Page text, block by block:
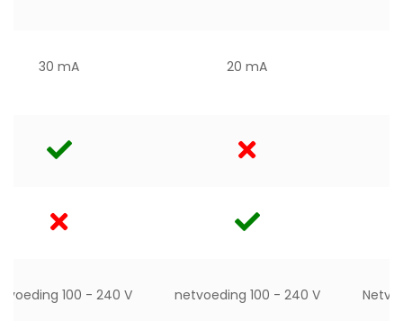
30 mA 20 mA
100 - 240 V netvoeding 100 - 240 V